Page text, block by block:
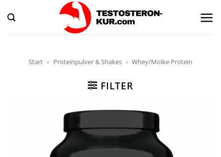
Inhalt
springen
Start » Proteinpulver & Shakes » Whey/Molke Protein
FILTER